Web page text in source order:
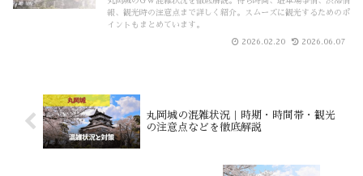
報、観光時の注意点まで詳しく紹介。スムーズに観光するためのポ
イントもまとめています。
2026.02.20 2026.06.07
丸岡城の混雑状況｜時期・時間帯・観光
の注意点などを徹底解説